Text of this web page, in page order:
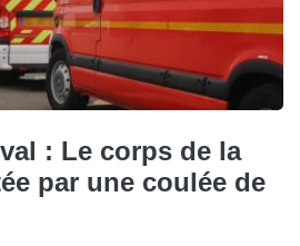
: Le corps de la
par une coulée de